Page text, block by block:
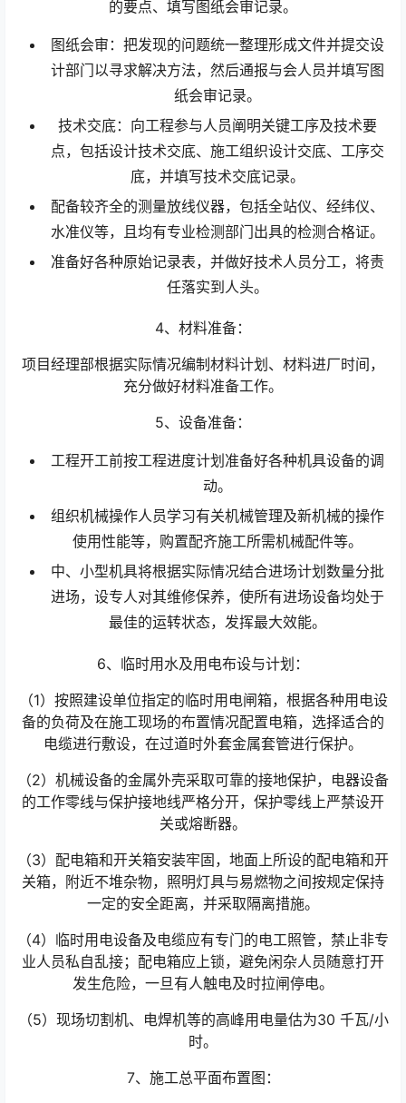
的要点、填写图纸会审记录。
图纸会审：把发现的问题统一整理形成文件并提交设
计部门以寻求解决方法，然后通报与会人员并填写图
纸会审记录。
技术交底：向工程参与人员阐明关键工序及技术要
点，包括设计技术交底、施工组织设计交底、工序交
底，并填写技术交底记录。
配备较齐全的测量放线仪器，包括全站仪、经纬仪、
水准仪等，且均有专业检测部门出具的检测合格证。
准备好各种原始记录表，并做好技术人员分工，将责
任落实到人头。
4、材料准备：
项目经理部根据实际情况编制材料计划、材料进厂时间，
充分做好材料准备工作。
5、设备准备：
工程开工前按工程进度计划准备好各种机具设备的调
动。
组织机械操作人员学习有关机械管理及新机械的操作
使用性能等，购置配齐施工所需机械配件等。
中、小型机具将根据实际情况结合进场计划数量分批
进场，设专人对其维修保养，使所有进场设备均处于
最佳的运转状态，发挥最大效能。
6、临时用水及用电布设与计划：
（1）按照建设单位指定的临时用电闸箱，根据各种用电设
备的负荷及在施工现场的布置情况配置电箱，选择适合的
电缆进行敷设，在过道时外套金属套管进行保护。
（2）机械设备的金属外壳采取可靠的接地保护，电器设备
的工作零线与保护接地线严格分开，保护零线上严禁设开
关或熔断器。
（3）配电箱和开关箱安装牢固，地面上所设的配电箱和开
关箱，附近不堆杂物，照明灯具与易燃物之间按规定保持
一定的安全距离，并采取隔离措施。
（4）临时用电设备及电缆应有专门的电工照管，禁止非专
业人员私自乱接；配电箱应上锁，避免闲杂人员随意打开
发生危险，一旦有人触电及时拉闸停电。
（5）现场切割机、电焊机等的高峰用电量估为30 千瓦/小
时。
7、施工总平面布置图：